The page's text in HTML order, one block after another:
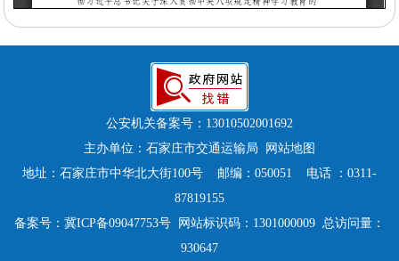
公安机关备案号： 13010502001692
主办单位：石家庄市交通运输局
网站地图
地址：石家庄市中华北大街100号 邮编：050051 电话 ：0311-
87819155
备案号： 冀ICP备09047753号 网站标识码：1301000009 总访问量：
930647